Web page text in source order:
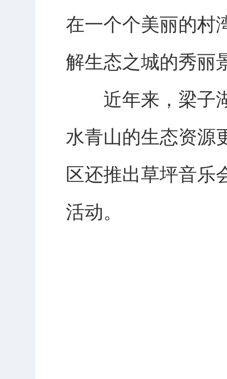
在一个个美丽的村
解生态之城的秀丽
近年来，梁子湖
水青山的生态资源
区还推出草坪音乐
活动。